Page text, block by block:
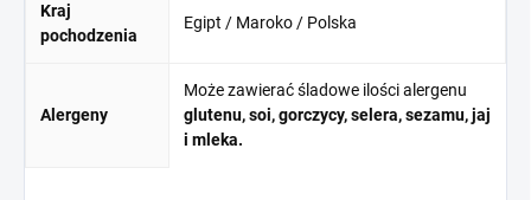
Kraj
pochodzenia
Egipt / Maroko / Polska
Alergeny
Może zawierać śladowe ilości alergenu
glutenu, soi, gorczycy, selera, sezamu, jaj
i mleka.